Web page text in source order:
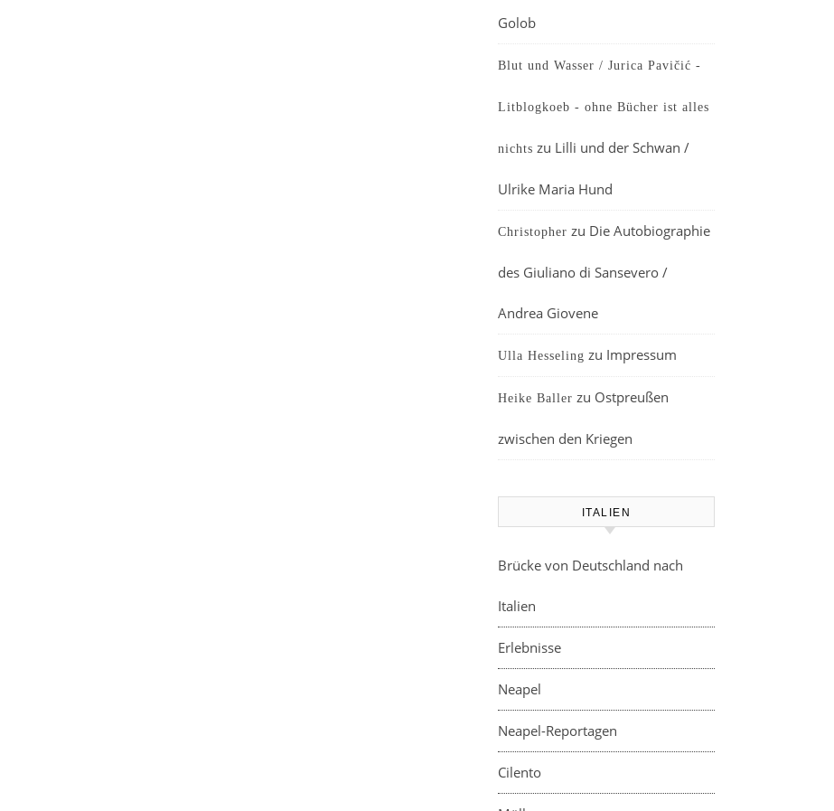
Golob
Blut und Wasser / Jurica Pavičić -
Litblogkoeb - ohne Bücher ist alles
nichts zu Lilli und der Schwan /
Ulrike Maria Hund
Christopher zu Die Autobiographie
des Giuliano di Sansevero /
Andrea Giovene
Ulla Hesseling zu Impressum
Heike Baller zu Ostpreußen
zwischen den Kriegen
ITALIEN
Brücke von Deutschland nach
Italien
Erlebnisse
Neapel
Neapel-Reportagen
Cilento